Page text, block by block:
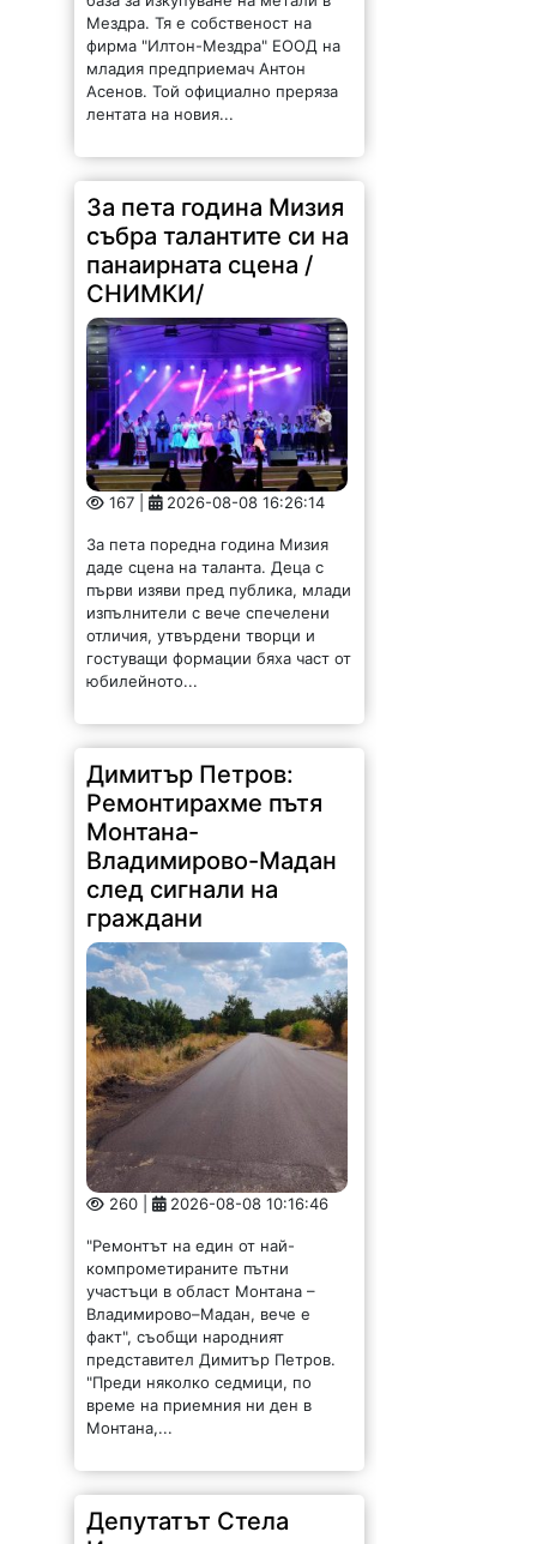
Мездра. Тя е собственост на
фирма "Илтон-Мездра" ЕООД на
младия предприемач Антон
Асенов. Той официално преряза
лентата на новия...
За пета година Мизия
събра талантите си на
панаирната сцена /
СНИМКИ/
167 | 2026-08-08 16:26:14
даде сцена на таланта. Деца с
първи изяви пред публика, млади
изпълнители с вече спечелени
отличия, утвърдени творци и
гостуващи формации бяха част от
юбилейното...
Димитър Петров:
Ремонтирахме пътя
Монтана-
Владимирово-Мадан
след сигнали на
граждани
260 | 2026-08-08 10:16:46
компрометираните пътни
участъци в област Монтана –
Владимирово–Мадан, вече е
факт", съобщи народният
представител Димитър Петров.
"Преди няколко седмици, по
време на приемния ни ден в
Монтана,...
Депутатът Стела